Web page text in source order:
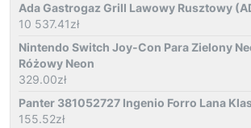
Ada Gastrogaz Grill Lawowy Rusztowy
10 537.41zł
Nintendo Switch Joy-Con Para Zielony
Różowy Neon
329.00zł
Panter 381052727 Ingenio Forro Lana
155.52zł